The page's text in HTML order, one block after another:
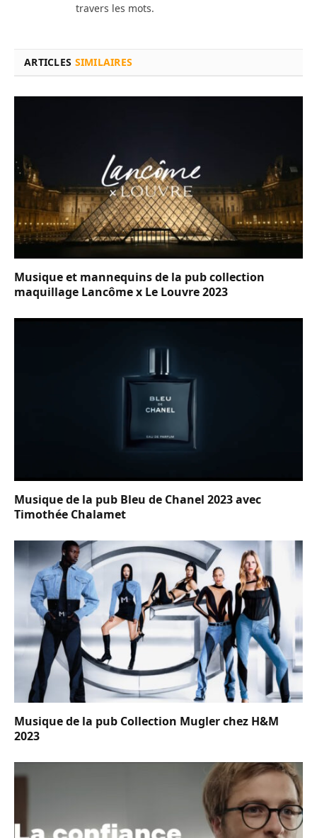
travers les mots.
ARTICLES SIMILAIRES
Musique et mannequins de la pub collection
maquillage Lancôme x Le Louvre 2023
Musique de la pub Bleu de Chanel 2023 avec
Timothée Chalamet
Musique de la pub Collection Mugler chez H&M
2023